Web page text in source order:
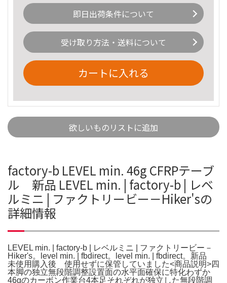
即日出荷条件について
受け取り方法・送料について
カートに入れる
欲しいものリストに追加
factory-b LEVEL min. 46g CFRPテーブ
ル 新品 LEVEL min. | factory-b | レベ
ルミニ | ファクトリービー－Hiker'sの
詳細情報
LEVEL min. | factory-b | レベルミニ | ファクトリービー－
Hiker's。level min. | fbdirect。level min. | fbdirect。新品
未使用購入後 使用せずに保管していました<商品説明>四
本脚の独立無段階調整設置面の水平面確保に特化わずか
46gのカーボン作業台4本足それぞれが独立した無段階調